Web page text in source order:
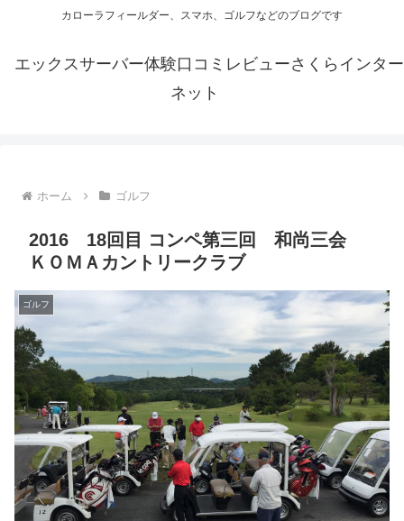
カローラフィールダー、スマホ、ゴルフなどのブログです
エックスサーバー体験口コミレビューさくらインター
ネット
ホーム ゴルフ
2016 18回目 コンペ第三回 和尚三会
ＫＯＭＡカントリークラブ
ゴルフ